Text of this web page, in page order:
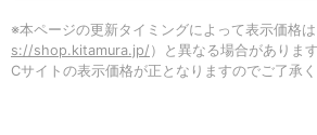
※本ページの更新タイミングによって表示価格
s://shop.kitamura.jp/ ）と異なる場合がありま
Cサイトの表示価格が正となりますのでご了承く